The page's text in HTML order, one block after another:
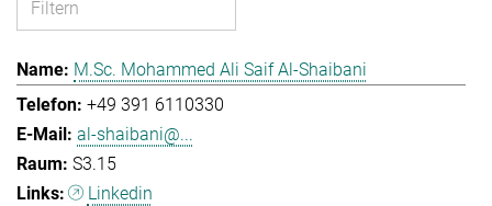
M.Sc. Mohammed Ali Saif Al-Shaibani
+49 391 6110330
al-shaibani@...
S3.15
Linkedin